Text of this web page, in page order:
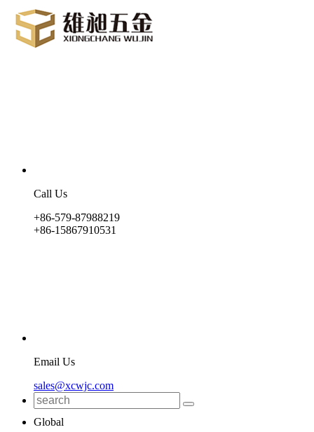
Call Us
+86-579-87988219
+86-15867910531
Email Us
sales@xcwjc.com
Global